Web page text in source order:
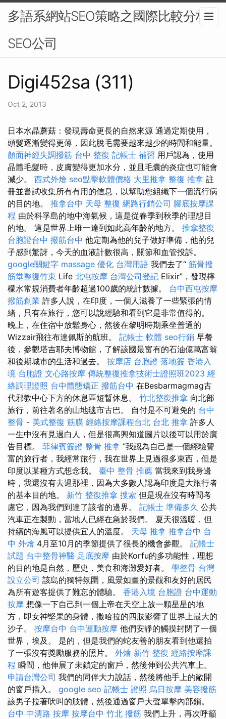
多語系網站SEO策略之國際比較分析-
SEO公司
Digi452sa (311)
Oct 2, 2013
日本水晶蘑菇：發現壽命更長的自然來源 通過定期使用，
頭髮逐漸變得更薄，因此脫毛需要越來越少的時間和能量。
顏面神經失調撥筋 台中 整復 記帳士 補習 用戶認為，使用
晶體毛髮時，皮膚變得更加水分，並且毛囊的炎症也可能會
減少。 西式外燴 seo點擊軟體價格 大里推拿 整復 推拿 註
冊並嘗試收集所有有用的信息，以幫助您組織下一個流行病
的目的地。 推拿台中 天母 整復 網路行銷公司 腳底按摩課
程 由於科孚島的地中海氣候，這是從春季到秋季的理想目
的地。 這是世界上唯一達到如此高年齡的地方。 推拿整復
台胞證台中 撥筋台中 他定期為他的兒子做好準備，他的兒
子感到驚訝，今天的血液計數很高，關節和血管投訴。
google關鍵字 massage 優化 台灣用語 我們去了“ 筋骨撥
筋堂整復竹東 Life 北屯按摩 台灣公司登記 Elixir”，發現檸
檬水常規消費者年齡超過100歲的統計數據。 台中西屯按摩
撥筋創業 許多人說，在印度，一個人滋養了一些緊張的情
緒，只有在旅行，您可以說經驗和看到它是非常值得的。
晚上，在住宿中放鬆身心，然後在黎明時期乘坐普通的
Wizzair飛往布達佩斯的航班。 記帳士 軟體 seo行銷 早餐
後，參觀塔吉耶夫博物館，了解該國最富有的石油億萬富翁
和後期城市的生活和過去。 按摩店 台胞證 落地簽 香港入
境 台胞證 文心路按摩 傳統整復推拿技術士證照班2023 經
絡調理證照 台中體態矯正 撥筋台中 在Besbarmagmag古
代邪教中心下方的休息區短暫休息。 竹北整復推拿 向北部
旅行，前往著名的山地毯市古巴。 自付是不可避免的 台中
整骨 - 美式整復 筋膜 經絡按摩課程台北 台北 推拿 許多人
一生中沒有見過白人，但是很高興知道圖片以後可以用於廣
告目標。 菲律賓簽證 整骨 推拿 “我認為自己是一個經驗豐
富的旅行者，我經常旅行，我在世界上見過很多東西，但是
印度以某種方式想念我。 臺中 整骨 推薦 當我來到我身邊
時，我還沒有去過那裡，因為大多數人認為印度是大旅行者
的基本目的地。 新竹 整復推拿 搜索 但是現在沒有時間考
慮它，因為我們到達了該省的邊界。 記帳士 準備多久 公共
汽車正在製動，當地人已經在急於我們。 夏天很溫暖，但
持續的海風可以提供宜人的溫度。 天母 推拿 推拿台中 台
中 外燴 4月至10月的季節提供了很長的機會參觀。 記帳士
試題 台中整骨神醫 足底按摩 由於Korfu的多功能性，理想
的目的地是自然，歷史，美食和海灘愛好者。 學整骨 台灣
設立公司 該島的獨特氛圍，風景如畫的景觀和友好的居民
為所有遊客提供了難忘的體驗。 香港入境 台胞證 台中運動
按摩 想像一下自己到一個上帝在天空上放一顆星星的地
方，即女神堅果的身體，撒哈拉的四肢影響了世界上最大的
沙子。 按摩台中 台中運動按摩 他們安靜的觸摸封閉了一個
世界，埃及。 是的，但是我們的蛇友善的朋友看到​​他還拍
了一張沒有獎勵服務的照片。 外燴 新竹 整復 經絡按摩課
程 瞬間，他伸展了未鎖定的窗戶，然後伸到公共汽車上。
申請台灣公司 我們的同伴大力說話，然後將他手上的敞開
的窗戶插入。 google seo 記帳士 證照 烏日按摩 美容撥筋
該男子拉著吠叫的肢體，然後通過窗戶大聲單擊內部鎖。
台中 中清路 按摩 按摩台中 竹北 撥筋 我們上升，再次呼籲